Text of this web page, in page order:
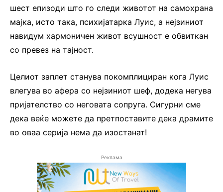
шест епизоди што го следи животот на самохрана
мајка, исто така, психијатарка Луис, а нејзиниот
навидум хармоничен живот всушност е обвиткан
со превез на тајност.
Целиот заплет станува покомплициран кога Луис
влегува во афера со нејзиниот шеф, додека негува
пријателство со неговата сопруга. Сигурни сме
дека веќе можете да претпоставите дека драмите
во оваа серија нема да изостанат!
Реклама